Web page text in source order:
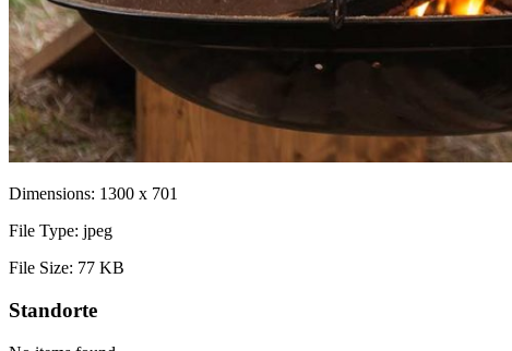
Dimensions: 1300 x 701
File Type: jpeg
File Size: 77 KB
Standorte